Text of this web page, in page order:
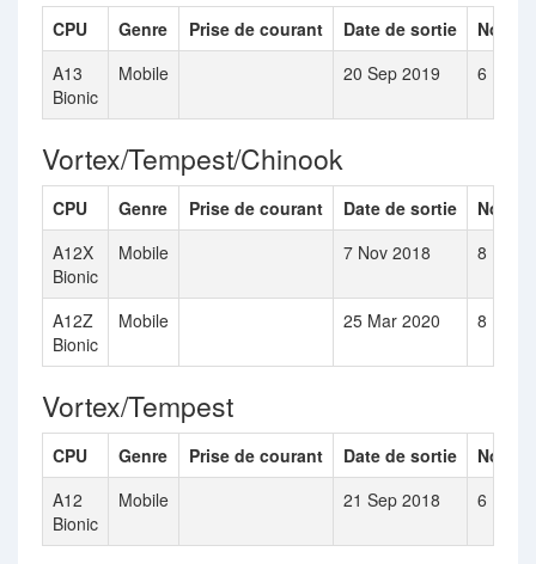
CPU Genre Prise de courant Date de sortie
A13
Bionic
Mobile 20 Sep 2019 6
Vortex/Tempest/Chinook
CPU Genre Prise de courant Date de sortie
A12X
Bionic
Mobile 7 Nov 2018 8
A12Z
Bionic
Mobile 25 Mar 2020 8
Vortex/Tempest
CPU Genre Prise de courant Date de sortie
A12
Bionic
Mobile 21 Sep 2018 6